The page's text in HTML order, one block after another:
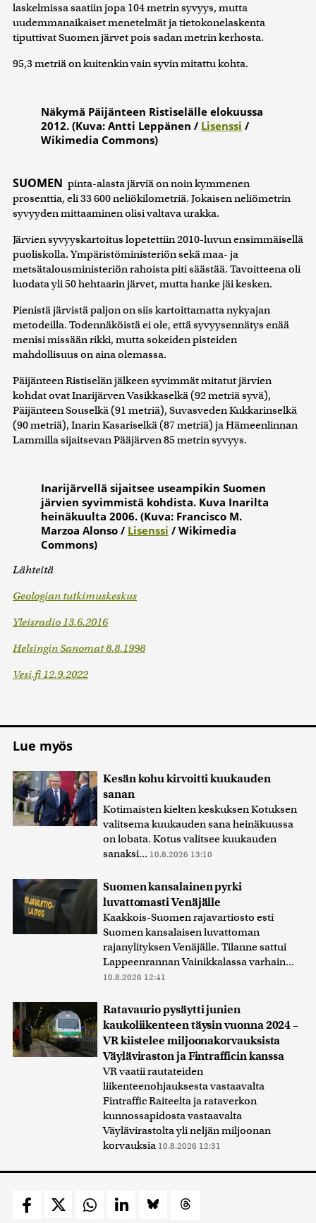
laskelmissa saatiin jopa 104 metrin syvyys, mutta
uudemmanaikaiset menetelmät ja tietokonelaskenta
tiputtivat Suomen järvet pois sadan metrin kerhosta.
95,3 metriä on kuitenkin vain syvin mitattu kohta.
Näkymä Päijänteen Ristiselälle elokuussa
2012. (Kuva: Antti Leppänen / Lisenssi /
Wikimedia Commons)
SUOMEN pinta-alasta järviä on noin kymmenen
prosenttia, eli 33 600 neliökilometriä. Jokaisen neliömetrin
syvyyden mittaaminen olisi valtava urakka.
Järvien syvyyskartoitus lopetettiin 2010-luvun ensimmäisellä
puoliskolla. Ympäristöministeriön sekä maa- ja
metsätalousministeriön rahoista piti säästää. Tavoitteena oli
luodata yli 50 hehtaarin järvet, mutta hanke jäi kesken.
Pienistä järvistä paljon on siis kartoittamatta nykyajan
metodeilla. Todennäköistä ei ole, että syvyysennätys enää
menisi missään rikki, mutta sokeiden pisteiden
mahdollisuus on aina olemassa.
Päijänteen Ristiselän jälkeen syvimmät mitatut järvien
kohdat ovat Inarijärven Vasikkaselkä (92 metriä syvä),
Päijänteen Souselkä (91 metriä), Suvasveden Kukkarinselkä
(90 metriä), Inarin Kasariselkä (87 metriä) ja Hämeenlinnan
Lammilla sijaitsevan Pääjärven 85 metrin syvyys.
Inarijärvellä sijaitsee useampikin Suomen
järvien syvimmistä kohdista. Kuva Inarilta
heinäkuulta 2006. (Kuva: Francisco M.
Marzoa Alonso / Lisenssi / Wikimedia
Commons)
Lähteitä
Geologian tutkimuskeskus
Yleisradio 13.6.2016
Helsingin Sanomat 8.8.1998
Vesi.fi 12.9.2022
Lue myös
Kesän kohu kirvoitti kuukauden
sanan
Kotimaisten kielten keskuksen Kotuksen
valitsema kuukauden sana heinäkuussa
on lobata. Kotus valitsee kuukauden
sanaksi... 10.8.2026 13:10
Suomen kansalainen pyrki
luvattomasti Venäjälle
Kaakkois-Suomen rajavartiosto esti
Suomen kansalaisen luvattoman
rajanylityksen Venäjälle. Tilanne sattui
Lappeenrannan Vainikkalassa varhain...
10.8.2026 12:41
Ratavaurio pysäytti junien
kaukoliikenteen täysin vuonna 2024 –
VR kiistelee miljoonakorvauksista
Väyläviraston ja Fintrafficin kanssa
VR vaatii rautateiden
liikenteenohjauksesta vastaavalta
Fintraffic Raiteelta ja rataverkon
kunnossapidosta vastaavalta
Väylävirastolta yli neljän miljoonan
korvauksia 10.8.2026 12:31